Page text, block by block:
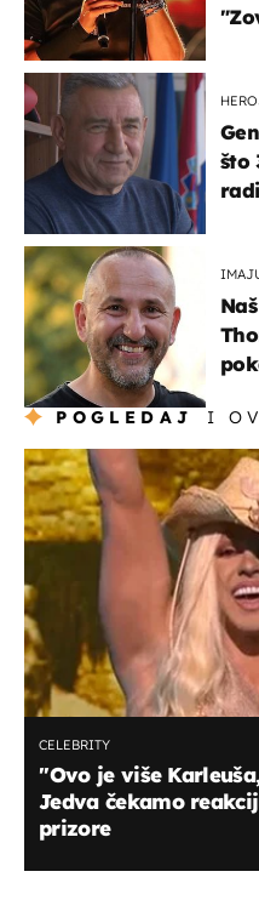
što
POGLEDAJ I
CELEBRITY
''Ovo je više
Jedva čekamo
prizore